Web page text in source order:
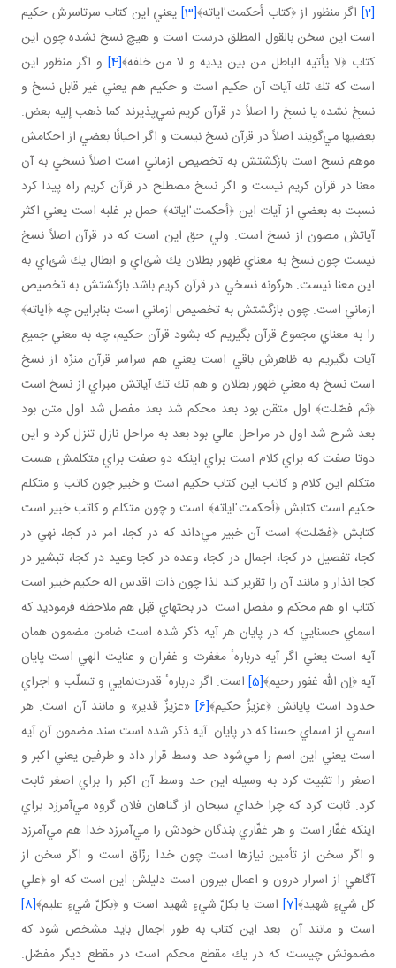
[2] اگر منظور از ﴿كتاب أحكمت ٰاياته﴾[3]
يعني اين كتاب سرتاسرش حكيم
است اين سخن بالقول المطلق درست است و هيچ نسخ نشده چون اين
كتاب ﴿لا يأتيه الباطل من بين يديه و لا من خلفه﴾[4]
و اگر منظور اين
است كه تك تك آيات آن حكيم است و حكيم هم يعني غير قابل نسخ و
نسخ نشده يا نسخ را اصلاً در قرآن كريم نمي‌پذيرند كما ذهب إليه بعض.
بعضيها مي‌گويند اصلاً در قرآن نسخ نيست و اگر احيانًا بعضي از احكامش
موهم نسخ است بازگشتش به تخصيص ازماني است اصلاً نسخي به آن
معنا در قرآن كريم نيست و اگر نسخ مصطلح در قرآن كريم راه پيدا كرد
نسبت به بعضي از آيات اين ﴿أحكمت ٰاياته﴾ حمل بر غلبه است يعني اكثر
آياتش مصون از نسخ است. ولي حق اين است كه در قرآن اصلاً نسخ
نيست چون نسخ به معناي ظهور بطلان يك شئ‌اي و ابطال يك شئ‌اي به
اين معنا نيست. هرگونه نسخي در قرآن كريم باشد بازگشتش به تخصيص
ازماني است. چون بازگشتش به تخصيص ازماني است بنابراين چه ﴿ٰاياته﴾
را به معناي مجموع قرآن بگيريم كه بشود قرآن حكيم، چه به معني جميع
آيات بگيريم به ظاهرش باقي است يعني هم سراسر قرآن منزّه از نسخ
است نسخ به معني ظهور بطلان و هم تك تك آياتش مبراي از نسخ است
﴿ثم فصّلت﴾ اول متقن بود بعد محكم شد بعد مفصل شد اول متن بود
بعد شرح شد اول در مراحل عالي بود بعد به مراحل نازل تنزل كرد و اين
دوتا صفت كه براي كلام است براي اينكه دو صفت براي متكلمش هست
متكلم اين كلام و كاتب اين كتاب حكيم است و خبير چون كاتب و متكلم
حكيم است كتابش ﴿أحكمت ٰاياته﴾ است و چون متكلم و كاتب خبير است
كتابش ﴿فصّلت﴾ است آن خبير مي‌داند كه در كجا، امر در كجا، نهي در
كجا، تفصيل در كجا، اجمال در كجا، وعده در كجا وعيد در كجا، تبشير در
كجا انذار و مانند آن را تقرير كند لذا چون ذات اقدس اله حكيم خبير است
كتاب او هم محكم و مفصل است. در بحثهاي قبل هم ملاحظه فرموديد كه
اسماي حسنايي كه در پايان هر آيه ذكر شده است ضامن مضمون همان
آيه است يعني اگر آيه دربارهٴ مغفرت و غفران و عنايت الهي است پايان
آيه ﴿إن الله غفور رحيم﴾[5]
است. اگر دربارهٴ قدرت‌نمايي و تسلّب و اجراي
حدود است پايانش ﴿عزيزٌ حكيم﴾[6]
«عزيزٌ قدير» و مانند آن است. هر
اسمي از اسماي حسنا كه در پايان آيه ذكر شده است سند مضمون آن آيه
است يعني اين اسم را مي‌شود حد وسط قرار داد و طرفين يعني اكبر و
اصغر را تثبيت كرد به وسيله اين حد وسط آن اكبر را براي اصغر ثابت
كرد. ثابت كرد كه چرا خداي سبحان از گناهان فلان گروه مي‌آمرزد براي
اينكه غفّار است و هر غفّاري بندگان خودش را مي‌آمرزد خدا هم مي‌آمرزد
و اگر سخن از تأمين نيازها است چون خدا رزّاق است و اگر سخن از
آگاهي از اسرار درون و اعمال بيرون است دليلش اين است كه او ﴿علي
كل شيءٍ شهيد﴾[7] است يا بكلّ شيءٍ شهيد است و ﴿بكلّ شيءٍ عليم﴾[8]
است و مانند آن. بعد اين كتاب به طور اجمال بايد مشخص شود كه
مضمونش چيست كه در يك مقطع محكم است در مقطع ديگر مفصّل.